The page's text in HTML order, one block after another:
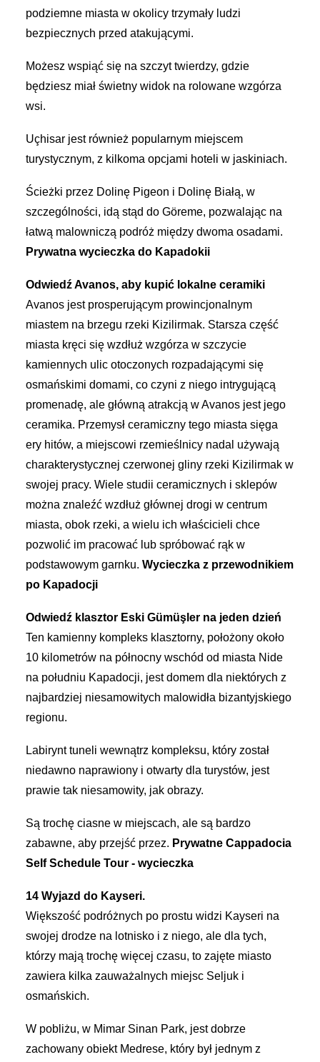
podziemne miasta w okolicy trzymały ludzi
bezpiecznych przed atakującymi.
Możesz wspiąć się na szczyt twierdzy, gdzie
będziesz miał świetny widok na rolowane wzgórza
wsi.
Uçhisar jest również popularnym miejscem
turystycznym, z kilkoma opcjami hoteli w jaskiniach.
Ścieżki przez Dolinę Pigeon i Dolinę Białą, w
szczególności, idą stąd do Göreme, pozwalając na
łatwą malowniczą podróż między dwoma osadami.
Prywatna wycieczka do Kapadokii
Odwiedź Avanos, aby kupić lokalne ceramiki
Avanos jest prosperującym prowincjonalnym
miastem na brzegu rzeki Kizilirmak. Starsza część
miasta kręci się wzdłuż wzgórza w szczycie
kamiennych ulic otoczonych rozpadającymi się
osmańskimi domami, co czyni z niego intrygującą
promenadę, ale główną atrakcją w Avanos jest jego
ceramika. Przemysł ceramiczny tego miasta sięga
ery hitów, a miejscowi rzemieślnicy nadal używają
charakterystycznej czerwonej gliny rzeki Kizilirmak w
swojej pracy. Wiele studii ceramicznych i sklepów
można znaleźć wzdłuż głównej drogi w centrum
miasta, obok rzeki, a wielu ich właścicieli chce
pozwolić im pracować lub spróbować rąk w
podstawowym garnku. Wycieczka z przewodnikiem
po Kapadocji
Odwiedź klasztor Eski Gümüşler na jeden dzień
Ten kamienny kompleks klasztorny, położony około
10 kilometrów na północny wschód od miasta Nide
na południu Kapadocji, jest domem dla niektórych z
najbardziej niesamowitych malowidła bizantyjskiego
regionu.
Labirynt tuneli wewnątrz kompleksu, który został
niedawno naprawiony i otwarty dla turystów, jest
prawie tak niesamowity, jak obrazy.
Są trochę ciasne w miejscach, ale są bardzo
zabawne, aby przejść przez. Prywatne Cappadocia
Self Schedule Tour - wycieczka
14 Wyjazd do Kayseri.
Większość podróżnych po prostu widzi Kayseri na
swojej drodze na lotnisko i z niego, ale dla tych,
którzy mają trochę więcej czasu, to zajęte miasto
zawiera kilka zauważalnych miejsc Seljuk i
osmańskich.
W pobliżu, w Mimar Sinan Park, jest dobrze
zachowany obiekt Medrese, który był jednym z